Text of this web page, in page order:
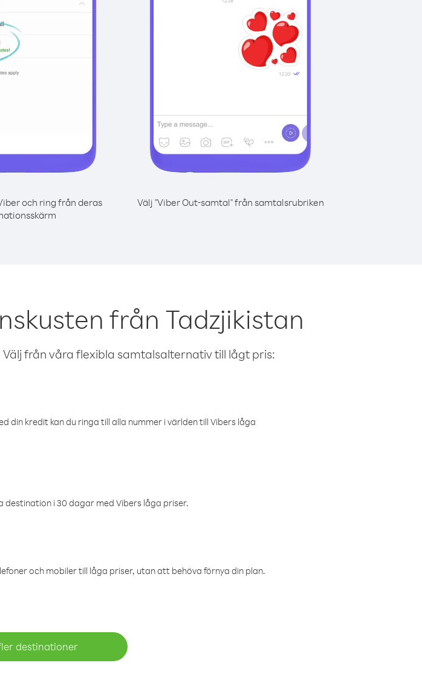
och ring från deras
Välj "Viber Out-samtal" från samtalsrubriken
från Tadzjikistan
från våra flexibla samtalsalternativ till lågt pris:
kredit kan du ringa till alla nummer i världen till Vibers låga
i 30 dagar med Vibers låga priser.
och mobiler till låga priser, utan att behöva förnya din plan.
destinationer